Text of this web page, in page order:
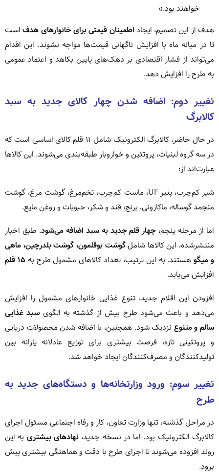
خواهند بود.»
هدف از این تصمیم، ایجاد اطمینان قیمتی برای خانوارهای هدفاست
تا در میانه ماه با افزایش ناگهانی قیمت‌ها مواجه نشوند. این اقدام
می‌تواند از فشار اقتصادی بر دهک‌های پایین بکاهد و اعتماد عمومی
به طرح را افزایش دهد.
تغییر دوم: اضافه شدن چهار کالای جدید به سبد
کالابرگ
در حال حاضر، کالابرگ الکترونیک شامل ۱۱ قلم کالای اساسی است که
در سه گروه لبنیات، پروتئین و خواروبار طبقه‌بندی می‌شوند. این کالاها
عبارت‌اند از:
شیر کم‌چرب، پنیر UF، ماست کم‌چرب، تخم‌مرغ، گوشت مرغ، گوشت
منجمد گوساله، ماکارونی، برنج، قند و شکر، حبوبات و روغن مایع.
اما از مرحله پنجم، چهار قلم جدید به سبد اضافه می‌شود. طبق اخبار
منتشرشده، این کالاها شاملگوشت بوقلمون، گوشت بلدرچین، ماهی
و میگوهستند. به این ترتیب، تعداد کالاهای مشمول طرح به ۱۵ قلم
افزایش می‌یابد.
افزودن این اقلام جدید، تنوع غذایی خانوارهای مشمول را افزایش
می‌دهد و باعث می‌شود طرح بیش از گذشته به الگوی سبد غذایی
سالم و متنوع نزدیک شود. همچنین، با اضافه شدن محصولات دریایی
و پروتئینی تازه، فرصت بیشتری برای توزیع عادلانه یارانه بین
تولیدکنندگان و مصرف‌کنندگان ایجاد خواهد شد.
تغییر سوم: ورود وزارتخانه‌ها و دستگاه‌های جدید به
طرح
در مراحل گذشته، تنها وزارت تعاون، کار و رفاه اجتماعی مسئول اجرای
کالابرگ الکترونیک بود. اما در نسخه جدید،نهادهای بیشتری به این
روند افزوده می‌شوند تا اجرای طرح با دقت و هماهنگی بیشتری پیش
برود.